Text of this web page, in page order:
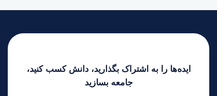
ایده‌ها را به اشتراک بگذارید، دانش کسب کنید،
جامعه بسازید